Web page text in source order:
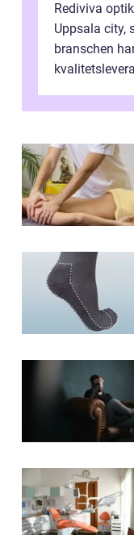
Rediviva
Uppsala city,
branschen